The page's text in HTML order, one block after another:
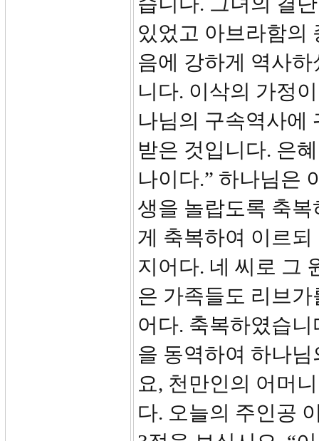
있었고 아브라함의
음에 강하게 역사
니다. 이삭의 가정
나님의 구속역사에
받은 것입니다. 은
나이다.” 하나님은
생을 놀랍도록 축
게 축복하여 이르
지어다. 네 씨로 그
은 가족들도 리브
어다. 축복하였습
을 동역하여 하나
요, 천만인의 어머
다. 오늘의 주인공